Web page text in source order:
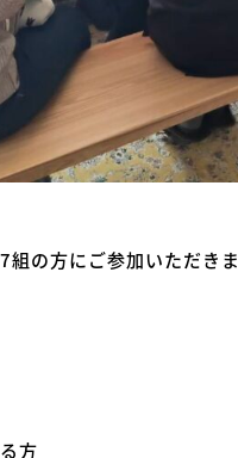
組の方にご参加いただき
方